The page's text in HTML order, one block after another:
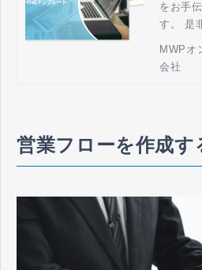
コネ
をお手
す。 是
MWPオ
会社
営業フローを作成す